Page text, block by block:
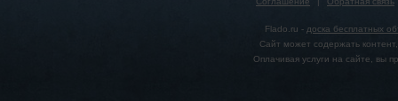
Flado.ru - доска бесплатных
Сайт может содержать
Оплачивая услуги на сайте, вы